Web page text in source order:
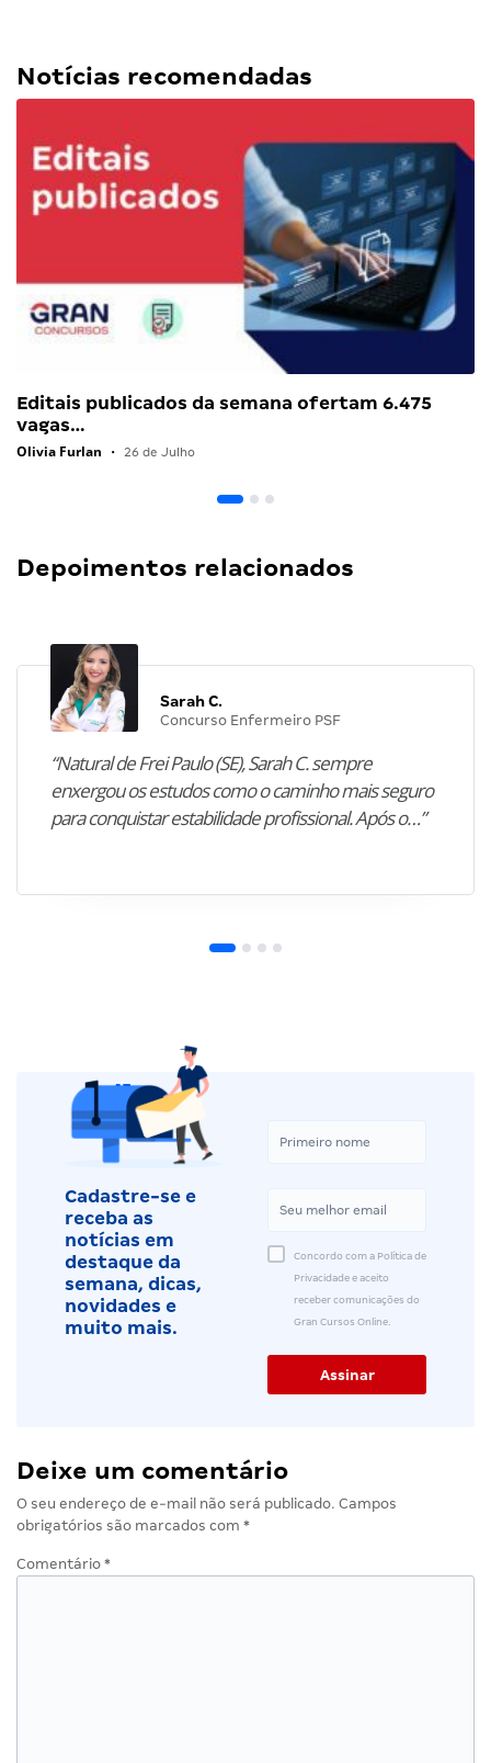
Notícias recomendadas
Editais publicados da semana ofertam 6.475
vagas…
Olivia Furlan • 26 de Julho
Depoimentos relacionados
Sarah C.
Concurso Enfermeiro PSF
“Natural de Frei Paulo (SE), Sarah C. sempre
enxergou os estudos como o caminho mais seguro
para conquistar estabilidade profissional. Após o…”
Cadastre-se e
receba as
notícias em
destaque da
semana, dicas,
novidades e
muito mais.
Concordo com a Política de
Privacidade e aceito
receber comunicações do
Gran Cursos Online.
Deixe um comentário
O seu endereço de e-mail não será publicado. Campos
obrigatórios são marcados com *
Comentário *